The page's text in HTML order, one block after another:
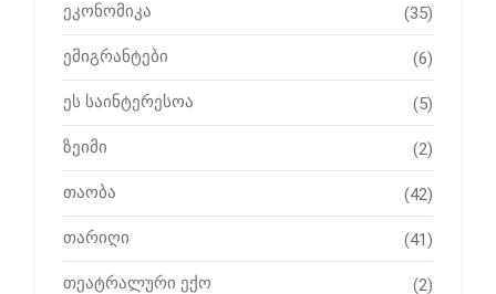
ეკონომიკა (35)
ემიგრანტები (6)
ეს საინტერესოა (5)
ზეიმი (2)
თაობა (42)
თარიღი (41)
თეატრალური ექო (2)